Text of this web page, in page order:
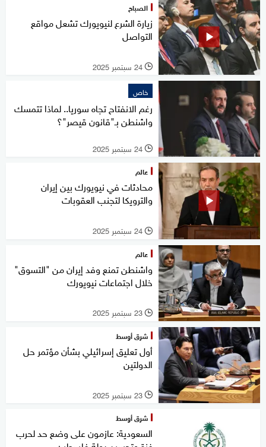
الصباح
زيارة الشرع لنيويورك تشعل مواقع
التواصل
l 24 سبتمبر 2025
خاص
رغم الانفتاح تجاه سوريا.. لماذا تتمسك
واشنطن بـ"قانون قيصر"؟
l 24 سبتمبر 2025
عالم
محادثات في نيويورك بين إيران
والترويكا لتجنب العقوبات
l 24 سبتمبر 2025
عالم
واشنطن تمنع وفد إيران من "التسوق"
خلال اجتماعات نيويورك
l 23 سبتمبر 2025
شرق أوسط
أول تعليق إسرائيلي بشأن مؤتمر حل
الدولتين
l 23 سبتمبر 2025
شرق أوسط
السعودية: عازمون على وضع حد لحرب